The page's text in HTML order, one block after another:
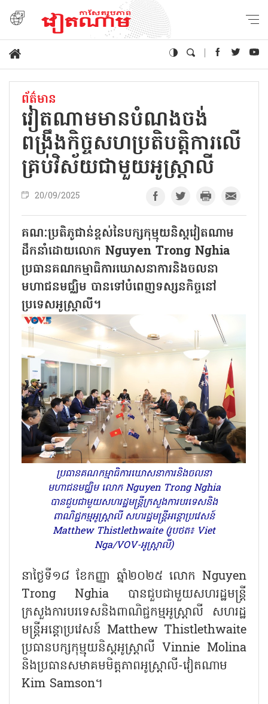
ព័ត៌មាន
វៀតណាមមានបំណងចង់
ពង្រឹងកិច្ចសហប្រតិបត្តិការលើ
គ្រប់វិស័យជាមួយអូស្ត្រាលី
20/09/2025
គណៈប្រតិភូជាន់ខ្ពស់នៃបក្សកុម្មុយនិស្តវៀតណាម
ដឹកនាំដោយលោក Nguyen Trong Nghia
ប្រធានគណកម្មាធិការឃោសនាការនិងចលនា
មហាជនមជ្ឈិម បានទៅបំពេញទស្សនកិច្ចនៅ
ប្រទេសអូស្ត្រាលី។
ប្រធានគណកម្មាធិការឃោសនាការនិងចលនា
មហាជនមជ្ឈិម លោក Nguyen Trong Nghia
បានជួបជាមួយសហរដ្ឋមន្ត្រីក្រសួងការបរទេសនិង
ពាណិជ្ជកម្មអូស្ត្រាលី សហរដ្ឋមន្ត្រីអន្តោប្រវេសន៍
Matthew Thistlethwaite (រូបថត៖ Viet
Nga/VOV-អូស្ត្រាលី)
នាថ្ងៃទី១៨ ខែកញ្ញា ឆ្នាំ២០២៥ លោក Nguyen
Trong Nghia បានជួបជាមួយសហរដ្ឋមន្ត្រី
ក្រសួងការបរទេសនិងពាណិជ្ជកម្មអូស្ត្រាលី សហរដ្ឋ
មន្ត្រីអន្តោប្រវេសន៍ Matthew Thistlethwaite
ប្រធានបក្សកុម្មុយនិស្តអូស្ត្រាលី Vinnie Molina
និងប្រធានសមាគមមិត្តភាពអូស្ត្រាលី-វៀតណាម
Kim Samson។